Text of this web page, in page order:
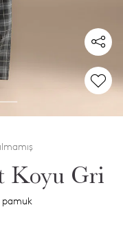
Koyu Gri
pamuk